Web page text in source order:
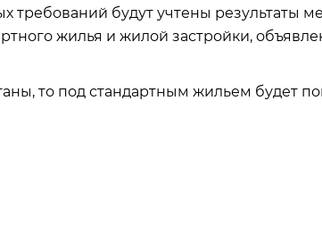
требований будут учтены результаты
жилья и жилой застройки,
то под стандартным жильем будет